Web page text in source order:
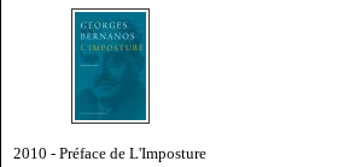
2010 - Préface de L'Imposture